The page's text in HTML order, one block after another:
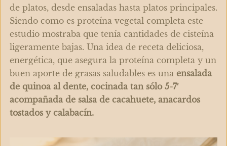
de platos, desde ensaladas hasta platos principales.
Siendo como es proteína vegetal completa este
estudio mostraba que tenía cantidades de cisteína
ligeramente bajas. Una idea de receta deliciosa,
energética, que asegura la proteína completa y un
buen aporte de grasas saludables es una ensalada
de quinoaal dente, cocinada tan sólo 5-7′
acompañada de salsa de cacahuete, anacardos
tostados y calabacín.